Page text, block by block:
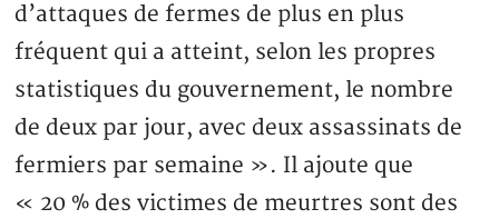
d’attaques de fermes de plus en plus
fréquent qui a atteint, selon les propres
statistiques du gouvernement, le nombre
de deux par jour, avec deux assassinats de
fermiers par semaine ». Il ajoute que
« 20 % des victimes de meurtres sont des